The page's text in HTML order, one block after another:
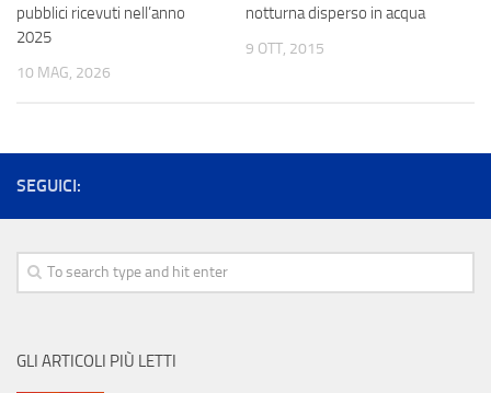
pubblici ricevuti nell’anno
2025
10 MAG, 2026
notturna disperso in acqua
9 OTT, 2015
SEGUICI:
GLI ARTICOLI PIÙ LETTI